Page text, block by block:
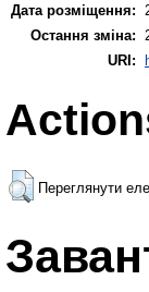
Дата розміщення:
Остання зміна:
URI:
Переглянути